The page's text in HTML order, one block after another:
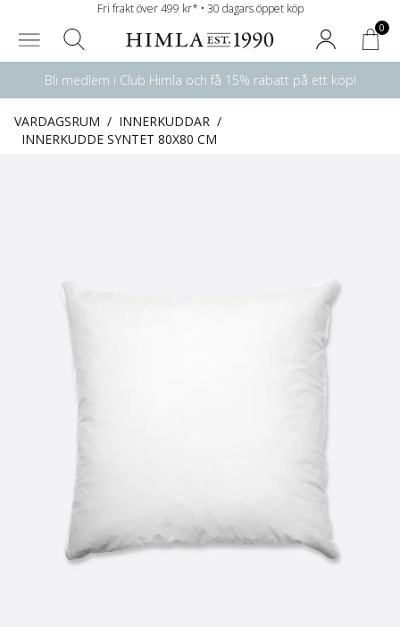
Fri frakt över 499 kr* • 30 dagars öppet köp
0
Bli medlem i Club Himla och få 15% rabatt på ett köp!
VARDAGSRUM / INNERKUDDAR /
INNERKUDDE SYNTET 80X80 CM